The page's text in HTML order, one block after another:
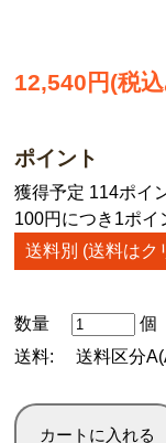
12,540円(税
ポイント
獲得予定 114ポイ
100円につき1ポイ
送料別 (送料はク
数量
個
送料:
送料区分